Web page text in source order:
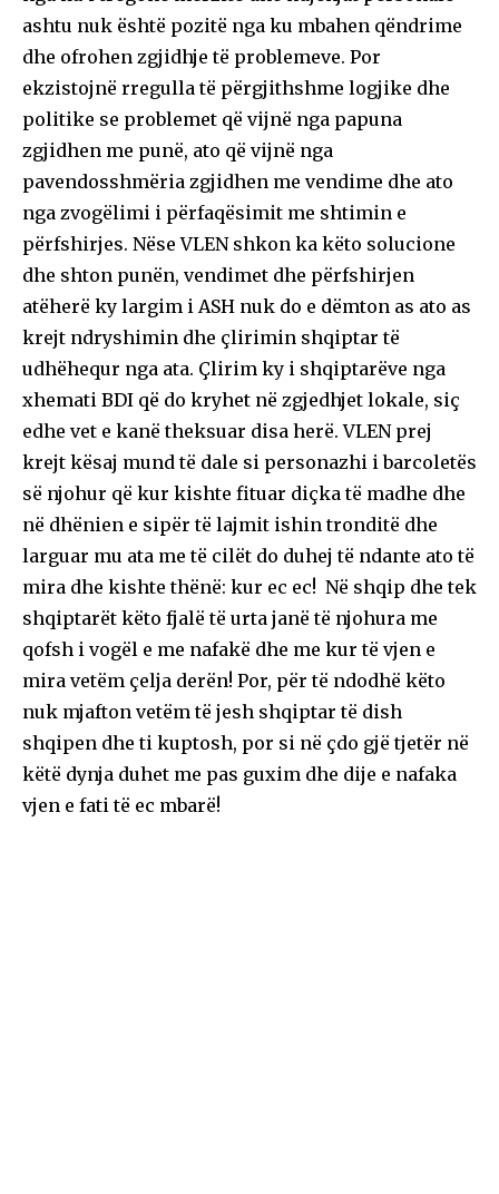
ashtu nuk është pozitë nga ku mbahen qëndrime
dhe ofrohen zgjidhje të problemeve. Por
ekzistojnë rregulla të përgjithshme logjike dhe
politike se problemet që vijnë nga papuna
zgjidhen me punë, ato që vijnë nga
pavendosshmëria zgjidhen me vendime dhe ato
nga zvogëlimi i përfaqësimit me shtimin e
përfshirjes. Nëse VLEN shkon ka këto solucione
dhe shton punën, vendimet dhe përfshirjen
atëherë ky largim i ASH nuk do e dëmton as ato as
krejt ndryshimin dhe çlirimin shqiptar të
udhëhequr nga ata. Çlirim ky i shqiptarëve nga
xhemati BDI që do kryhet në zgjedhjet lokale, siç
edhe vet e kanë theksuar disa herë. VLEN prej
krejt kësaj mund të dale si personazhi i barcoletës
së njohur që kur kishte fituar diçka të madhe dhe
në dhënien e sipër të lajmit ishin tronditë dhe
larguar mu ata me të cilët do duhej të ndante ato të
mira dhe kishte thënë: kur ec ec! Në shqip dhe tek
shqiptarët këto fjalë të urta janë të njohura me
qofsh i vogël e me nafakë dhe me kur të vjen e
mira vetëm çelja derën! Por, për të ndodhë këto
nuk mjafton vetëm të jesh shqiptar të dish
shqipen dhe ti kuptosh, por si në çdo gjë tjetër në
këtë dynja duhet me pas guxim dhe dije e nafaka
vjen e fati të ec mbarë!